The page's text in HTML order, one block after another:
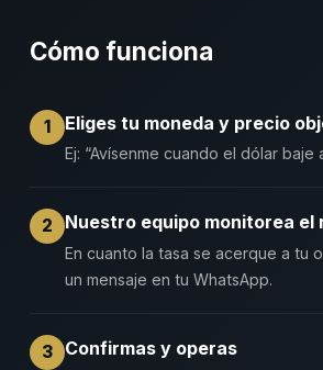
Cómo funciona
1 Eliges tu moneda y precio
Ej: “Avísenme cuando el dólar baje
2 Nuestro equipo monitorea el
En cuanto la tasa se acerque a tu
un mensaje en tu WhatsApp.
3 Confirmas y operas